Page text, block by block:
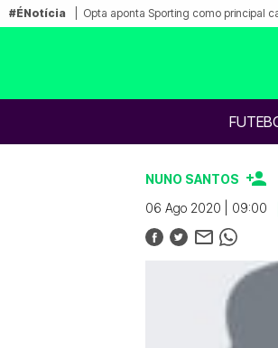
#ÉNotícia Opta aponta Sporting como principal
NUNO SANTOS
06 Ago 2020 | 09:00